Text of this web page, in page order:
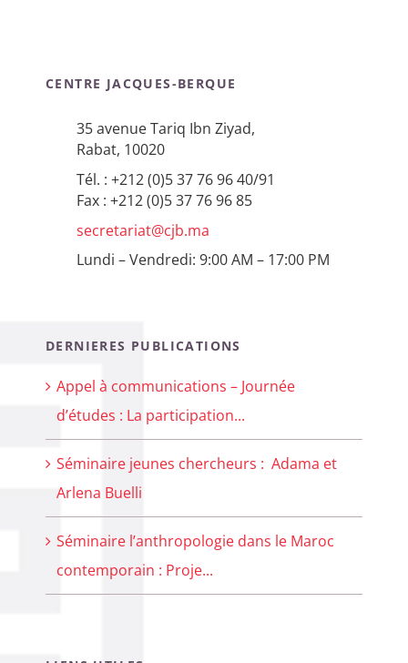
CENTRE JACQUES-BERQUE
35 avenue Tariq Ibn Ziyad,
Rabat, 10020
Tél. : +212 (0)5 37 76 96 40/91
Fax : +212 (0)5 37 76 96 85
secretariat@cjb.ma
Lundi – Vendredi: 9:00 AM – 17:00 PM
DERNIERES PUBLICATIONS
Appel à communications – Journée
d’études : La participation...
Séminaire jeunes chercheurs : Adama et
Arlena Buelli
Séminaire l’anthropologie dans le Maroc
contemporain : Proje...